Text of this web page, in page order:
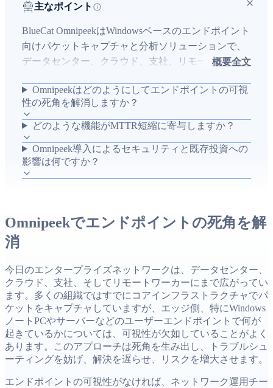
主なポイント
BlueCat OmnipeekはWindowsベースのエンドポイント
向けパケットキャプチャと分析ソリューションで、
データセンター、クラウド、支社、リモートワーカ
性の死角を解消します。エンドポイントでのトラフ
ィック収集とレイヤー7可視化、フォレンジックパケ
ット分析、VoIP再生などの機能により、ネットワー
クとアプリケーションの性能問題やセキュリティイ
ンシデントの根本原因を迅速に特定し、平均解決時
間（MTTR）を短縮します。結果として既存投資の
概要全文
Omnipeekはどのようにしてエンドポイントの可視
性の死角を解消しますか？
どのような機能がMTTR短縮に寄与しますか？
Omnipeek導入によるセキュリティと既存投資への
影響は何ですか？
Omnipeekでエンドポイントの死角を解
消
今日のエンタープライズネットワークは、データセンター、
クラウド、支社、そしてリモートワーカーにまで広がってい
ます。多くの組織ではすでにコアインフラストラクチャでパ
ケットをキャプチャしていますが、エッジ側、特にWindows
ノートPCやサーバーなどのユーザーエンドポイントで何が
起きているかについては、可視性が欠如していることがよく
あります。このアプローチは死角を生み出し、トラブルシュ
ーティングを妨げ、解決を遅らせ、リスクを増大させます。
エンドポイントの可視性がなければ、ネットワーク運用チー